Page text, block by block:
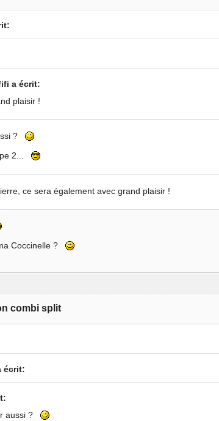
a écrit:
plaisir !
?
2...
ce sera également avec grand plaisir !
Coccinelle ?
combi split
écrit:
aussi ?